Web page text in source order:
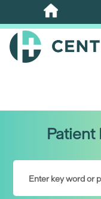
Skip
to
main
Patient